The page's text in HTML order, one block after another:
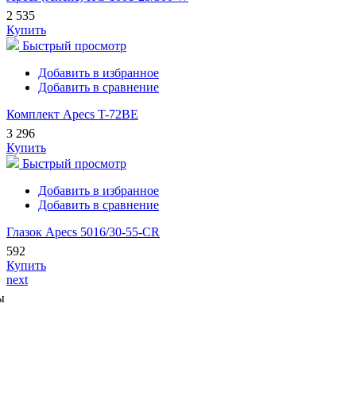
2 535
Купить
Быстрый просмотр
Добавить в избранное
Добавить в сравнение
Комплект Apecs T-72BE
3 296
Купить
Быстрый просмотр
Добавить в избранное
Добавить в сравнение
Глазок Apecs 5016/30-55-CR
592
Купить
next